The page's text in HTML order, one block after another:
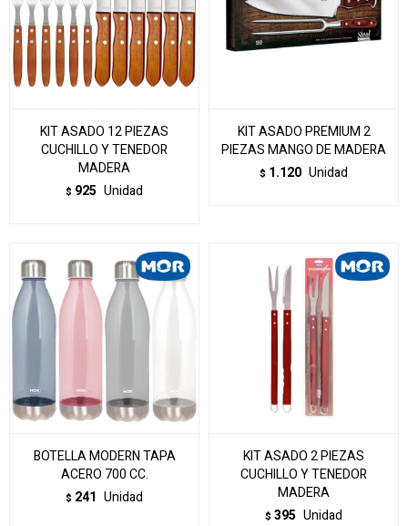
KIT ASADO 12 PIEZAS
CUCHILLO Y TENEDOR
MADERA
$ 925 Unidad
KIT ASADO PREMIUM 2
PIEZAS MANGO DE MADERA
$ 1.120 Unidad
BOTELLA MODERN TAPA
ACERO 700 CC.
$ 241 Unidad
KIT ASADO 2 PIEZAS
CUCHILLO Y TENEDOR
MADERA
$ 395 Unidad